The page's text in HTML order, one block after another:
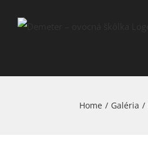
Home / Galéria /